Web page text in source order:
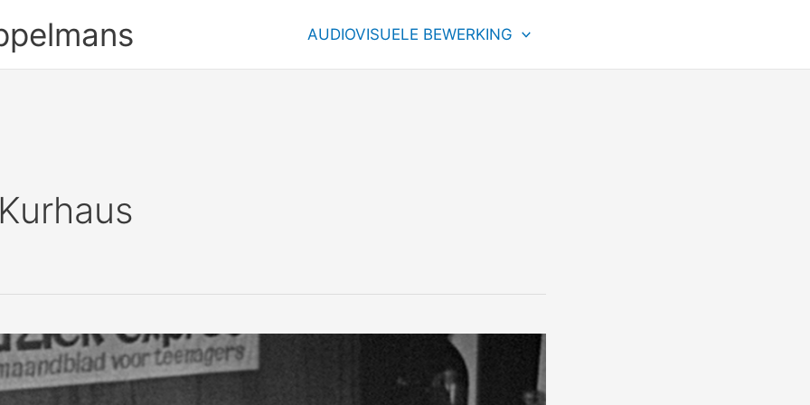
AUDIOVISUELE BEWERKING